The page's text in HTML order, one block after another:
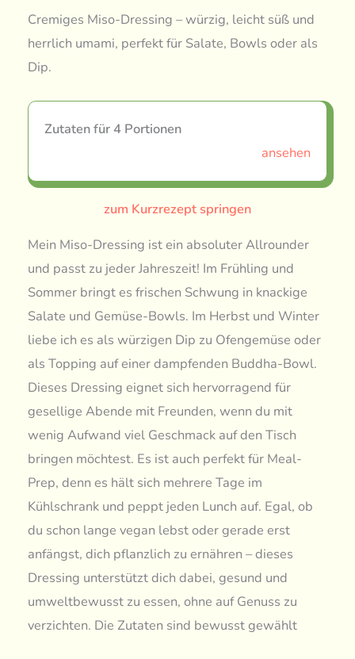
Cremiges Miso-Dressing – würzig, leicht süß und
herrlich umami, perfekt für Salate, Bowls oder als
Dip.
Zutaten für 4 Portionen
ansehen
zum Kurzrezept springen
Mein Miso-Dressing ist ein absoluter Allrounder
und passt zu jeder Jahreszeit! Im Frühling und
Sommer bringt es frischen Schwung in knackige
Salate und Gemüse-Bowls. Im Herbst und Winter
liebe ich es als würzigen Dip zu Ofengemüse oder
als Topping auf einer dampfenden Buddha-Bowl.
Dieses Dressing eignet sich hervorragend für
gesellige Abende mit Freunden, wenn du mit
wenig Aufwand viel Geschmack auf den Tisch
bringen möchtest. Es ist auch perfekt für Meal-
Prep, denn es hält sich mehrere Tage im
Kühlschrank und peppt jeden Lunch auf. Egal, ob
du schon lange vegan lebst oder gerade erst
anfängst, dich pflanzlich zu ernähren – dieses
Dressing unterstützt dich dabei, gesund und
umweltbewusst zu essen, ohne auf Genuss zu
verzichten. Die Zutaten sind bewusst gewählt